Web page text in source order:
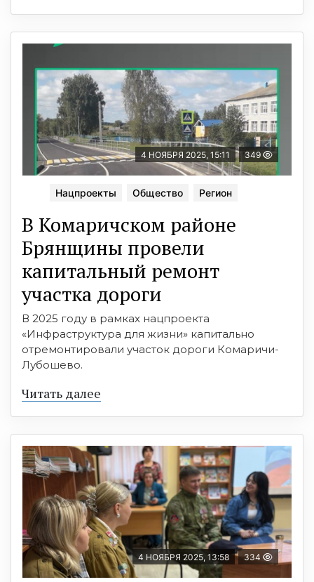
4 НОЯБРЯ 2025, 15:11 349
Нацпроекты Общество Регион
В Комаричском районе
Брянщины провели
капитальный ремонт
участка дороги
В 2025 году в рамках нацпроекта
«Инфраструктура для жизни» капитально
отремонтировали участок дороги Комаричи-
Лубошево.
Читать далее
4 НОЯБРЯ 2025, 13:58 334